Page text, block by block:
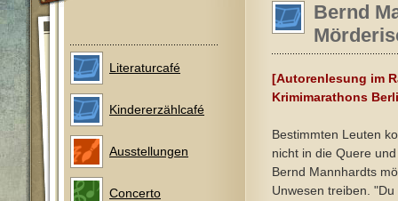
Literaturcafé
Kindererzählcafé
Ausstellungen
Concerto
Bernd
[Autorenlesung im
Krimimarathons
Bestimmten Leuten
nicht in die Quere
Bernd Mannhardts
Unwesen treiben.